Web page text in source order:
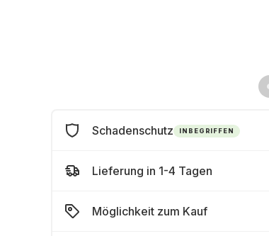
Schadenschutz INBEGRIFFEN
Lieferung in 1-4 Tagen
Möglichkeit zum Kauf